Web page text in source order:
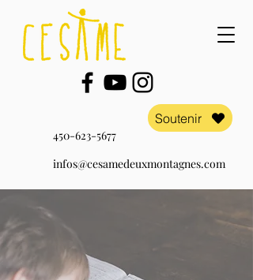
Soutenir
450-623-5677
infos@cesamedeuxmontagnes.com